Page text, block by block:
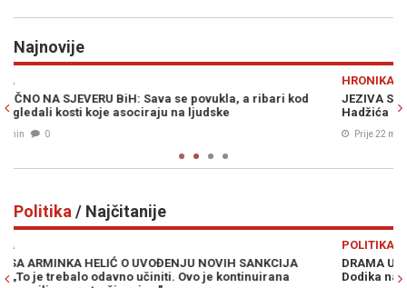
Najnovije
JEZIVA SAOBRAĆAJNA NESREĆA: Poginuo motociklista kod
Hadžića
Prije 22 min
Politika / Najčitanije
DRAMA U WASHINGTONU: Kongresmeni traže vraćanje Milorada
Dodika na "crnu listu", ali ni to nije sve...